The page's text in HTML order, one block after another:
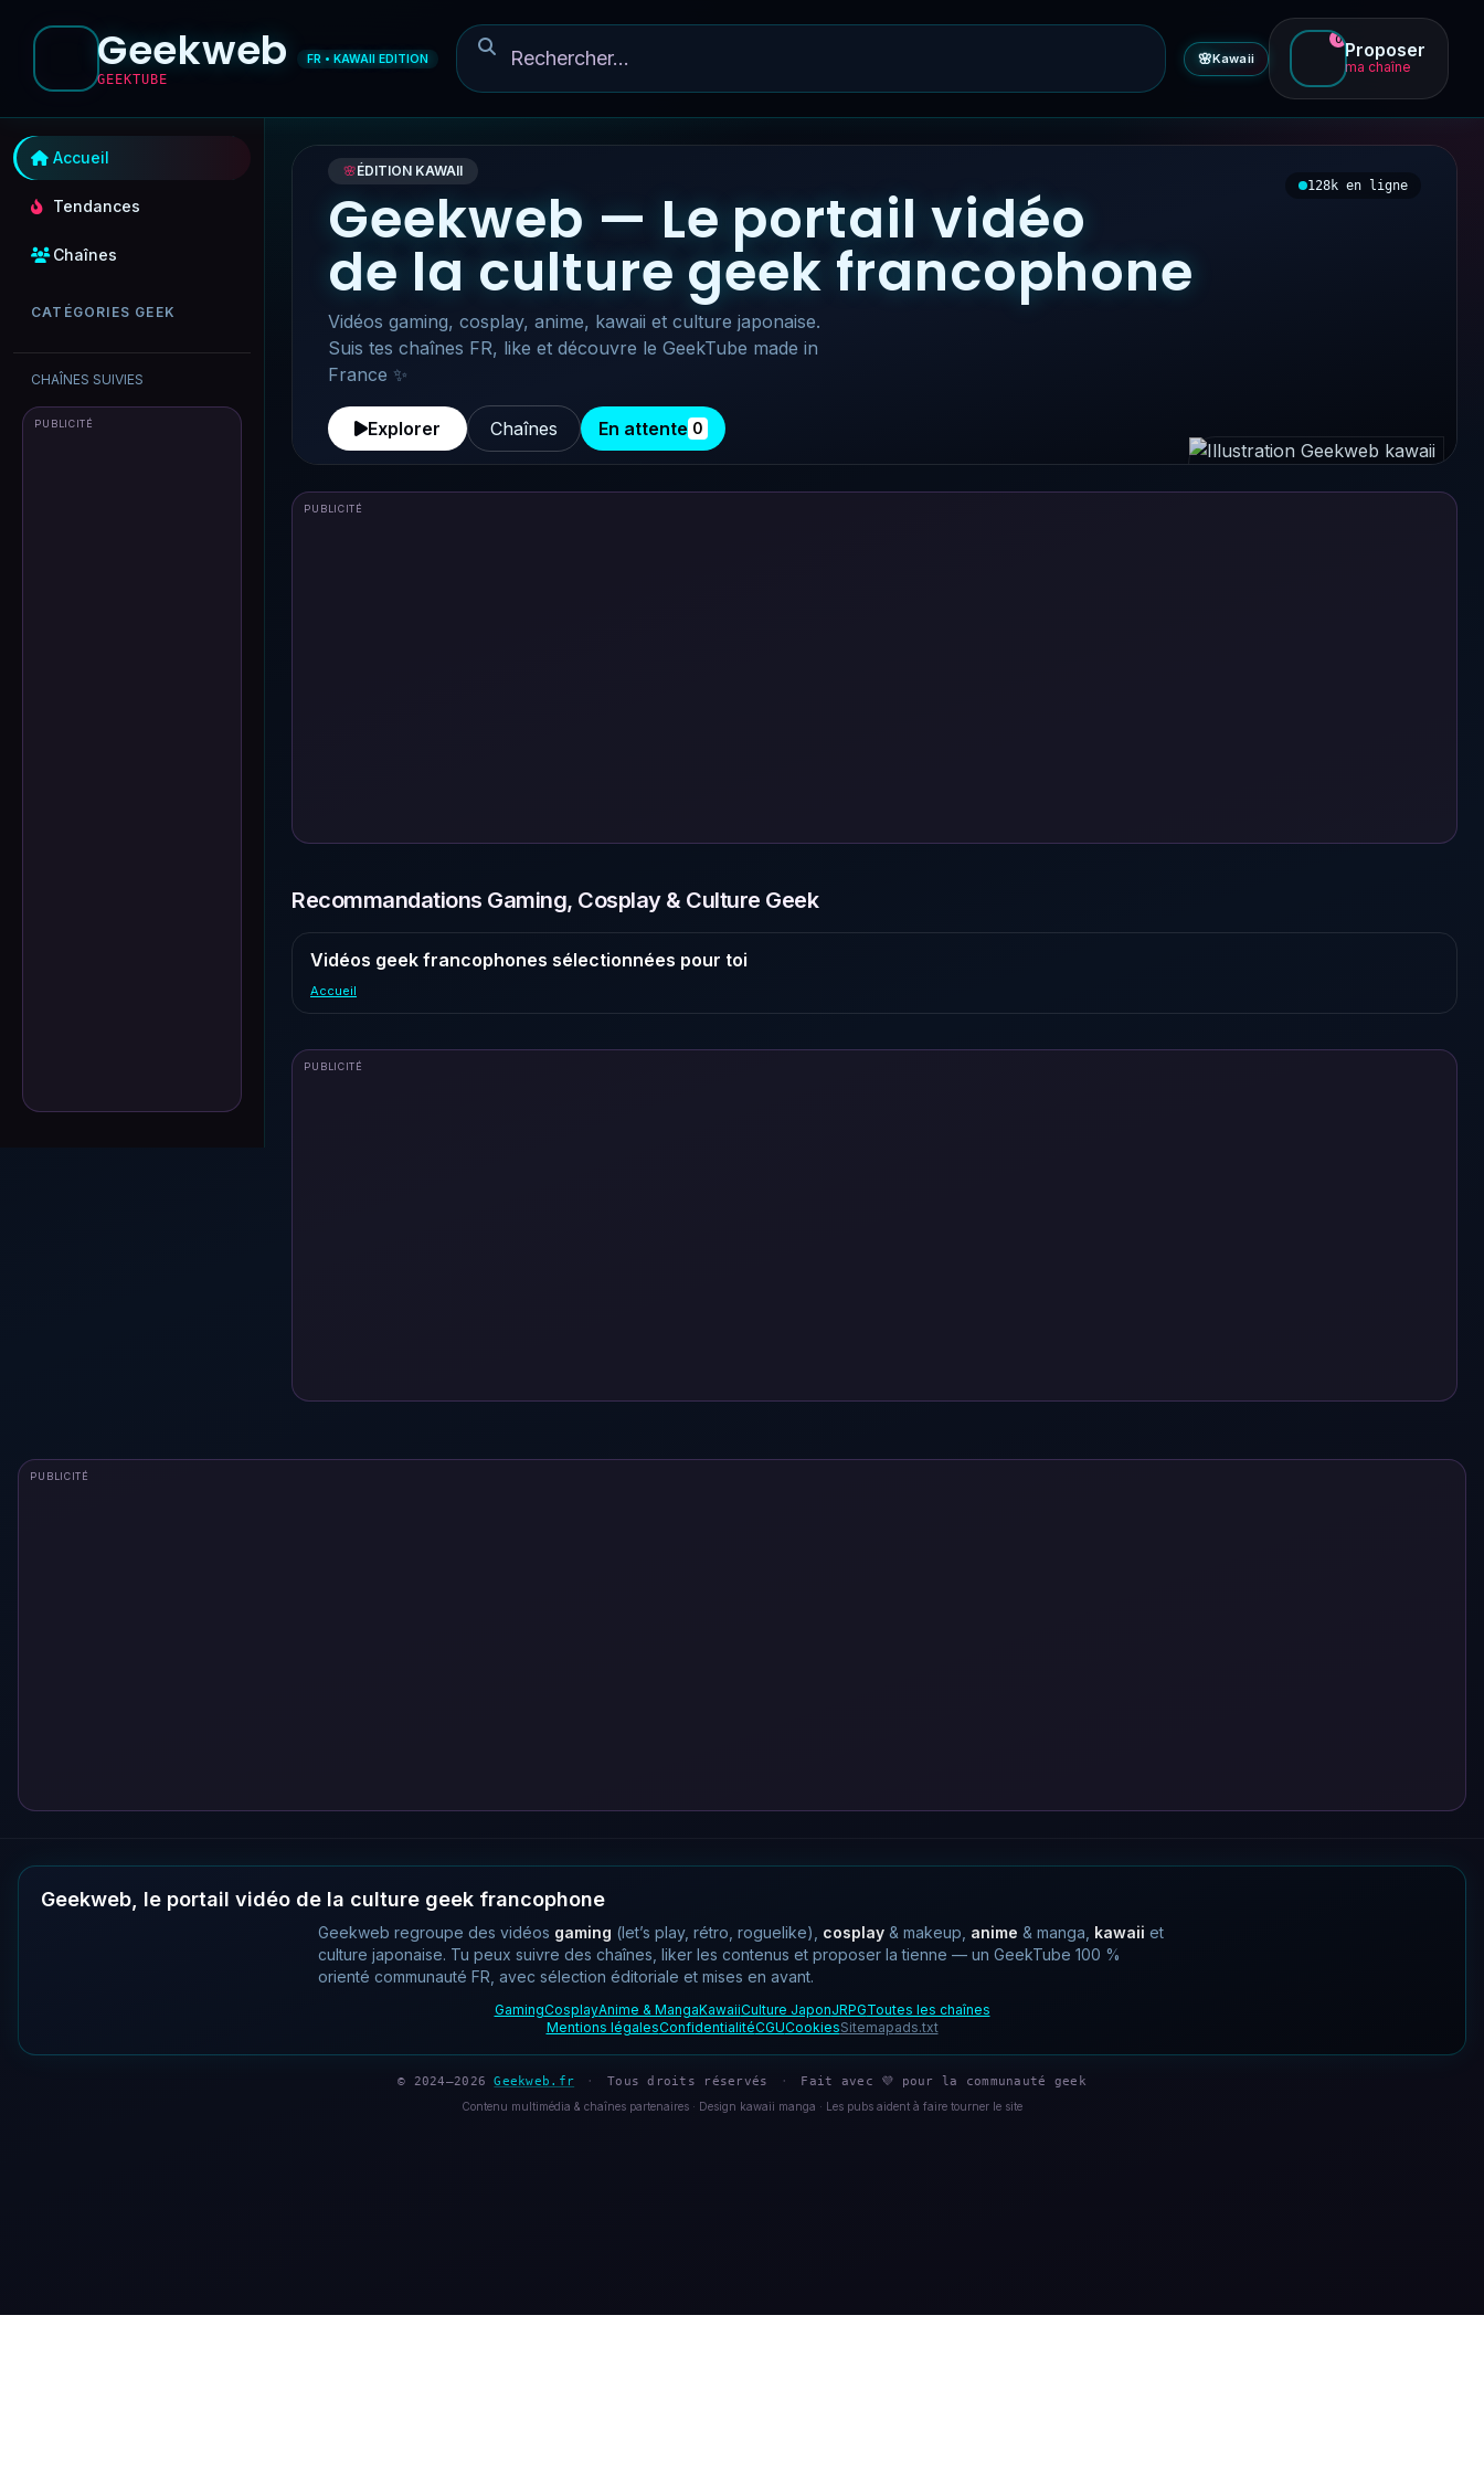
Geekweb
GEEKTUBE
FR • KAWAII EDITION 🌸Kawaii
0 Proposer
ma chaîne
Accueil
Tendances
Chaînes
CATÉGORIES GEEK
CHAÎNES SUIVIES
PUBLICITÉ
🌸ÉDITION KAWAII
Geekweb — Le portail vidéo
de la culture geek francophone
Vidéos gaming, cosplay, anime, kawaii et culture japonaise.
Suis tes chaînes FR, like et découvre le GeekTube made in
France ✨
Explorer Chaînes En attente 0
128k en ligne
PUBLICITÉ
Recommandations Gaming, Cosplay & Culture Geek
Vidéos geek francophones sélectionnées pour toi
Accueil
PUBLICITÉ
PUBLICITÉ
Geekweb, le portail vidéo de la culture geek francophone
Geekweb regroupe des vidéos gaming (let’s play, rétro, roguelike), cosplay & makeup, anime & manga, kawaii et
culture japonaise. Tu peux suivre des chaînes, liker les contenus et proposer la tienne — un GeekTube 100 %
orienté communauté FR, avec sélection éditoriale et mises en avant.
GamingCosplayAnime & MangaKawaiiCulture JaponJRPGToutes les chaînes
Mentions légalesConfidentialitéCGUCookiesSitemapads.txt
© 2024–2026Geekweb.fr · Tous droits réservés · Fait avec 💜 pour la communauté geek
Contenu multimédia & chaînes partenaires · Design kawaii manga · Les pubs aident à faire tourner le site